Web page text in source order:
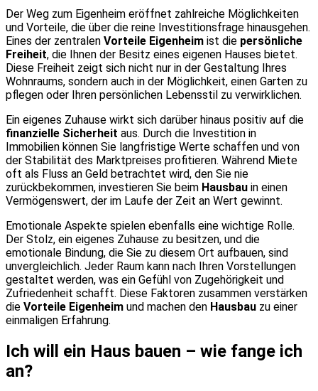
Der Weg zum Eigenheim eröffnet zahlreiche Möglichkeiten
und Vorteile, die über die reine Investitionsfrage hinausgehen.
Eines der zentralen Vorteile Eigenheim ist die persönliche
Freiheit, die Ihnen der Besitz eines eigenen Hauses bietet.
Diese Freiheit zeigt sich nicht nur in der Gestaltung Ihres
Wohnraums, sondern auch in der Möglichkeit, einen Garten zu
pflegen oder Ihren persönlichen Lebensstil zu verwirklichen.
Ein eigenes Zuhause wirkt sich darüber hinaus positiv auf die
finanzielle Sicherheit aus. Durch die Investition in
Immobilien können Sie langfristige Werte schaffen und von
der Stabilität des Marktpreises profitieren. Während Miete
oft als Fluss an Geld betrachtet wird, den Sie nie
zurückbekommen, investieren Sie beim Hausbau in einen
Vermögenswert, der im Laufe der Zeit an Wert gewinnt.
Emotionale Aspekte spielen ebenfalls eine wichtige Rolle.
Der Stolz, ein eigenes Zuhause zu besitzen, und die
emotionale Bindung, die Sie zu diesem Ort aufbauen, sind
unvergleichlich. Jeder Raum kann nach Ihren Vorstellungen
gestaltet werden, was ein Gefühl von Zugehörigkeit und
Zufriedenheit schafft. Diese Faktoren zusammen verstärken
die Vorteile Eigenheim und machen den Hausbau zu einer
einmaligen Erfahrung.
Ich will ein Haus bauen – wie fange ich
an?